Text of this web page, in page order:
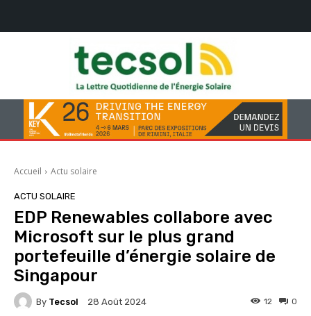
Accueil Actu solaire
ACTU SOLAIRE
EDP ​​Renewables collabore avec
Microsoft sur le plus grand
portefeuille d’énergie solaire de
Singapour
By Tecsol 28 Août 2024 0
12